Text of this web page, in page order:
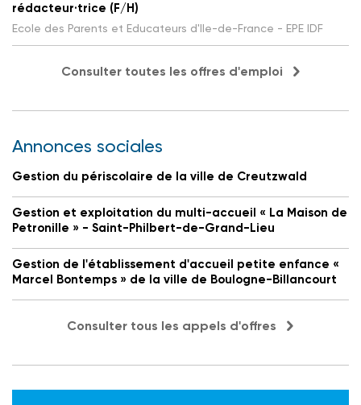
rédacteur·trice (F/H)
Ecole des Parents et Educateurs d'Ile-de-France - EPE IDF
Consulter toutes les offres d'emploi
Annonces sociales
Gestion du périscolaire de la ville de Creutzwald
Gestion et exploitation du multi-accueil « La Maison de
Petronille » - Saint-Philbert-de-Grand-Lieu
Gestion de l'établissement d'accueil petite enfance «
Marcel Bontemps » de la ville de Boulogne-Billancourt
Consulter tous les appels d'offres